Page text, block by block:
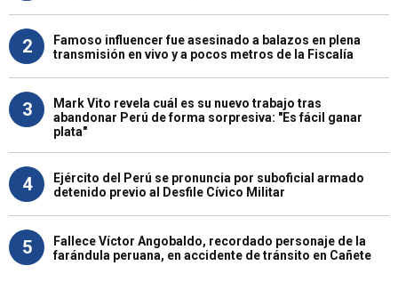
2
Famoso influencer fue asesinado a balazos en plena
transmisión en vivo y a pocos metros de la Fiscalía
3
Mark Vito revela cuál es su nuevo trabajo tras
abandonar Perú de forma sorpresiva: "Es fácil ganar
plata"
4
Ejército del Perú se pronuncia por suboficial armado
detenido previo al Desfile Cívico Militar
5
Fallece Víctor Angobaldo, recordado personaje de la
farándula peruana, en accidente de tránsito en Cañete